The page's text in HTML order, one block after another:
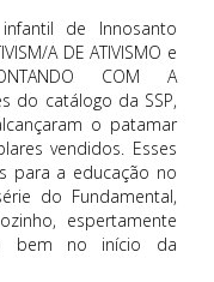
de Innosanto
A DE ATIVISMO e
COM A
do catálogo da SSP,
o patamar
vendidos. Esses
para a educação no
do Fundamental,
espertamente
bem no início da